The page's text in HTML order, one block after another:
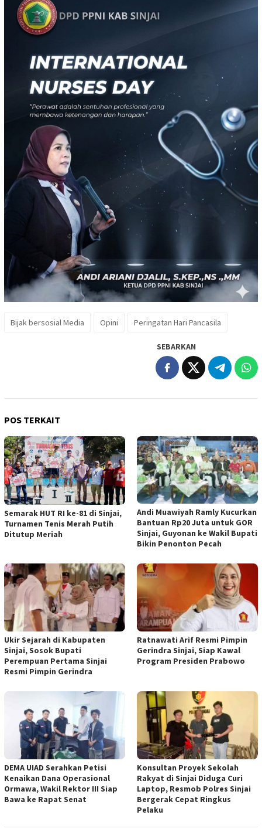
Bijak bersosial Media Opini Peringatan Hari Pancasila
SEBARKAN
POS TERKAIT
Semarak HUT RI ke-81 di Sinjai,
Turnamen Tenis Merah Putih
Ditutup Meriah
Andi Muawiyah Ramly Kucurkan
Bantuan Rp20 Juta untuk GOR
Sinjai, Guyonan ke Wakil Bupati
Bikin Penonton Pecah
Ukir Sejarah di Kabupaten
Sinjai, Sosok Bupati
Perempuan Pertama Sinjai
Resmi Pimpin Gerindra
Ratnawati Arif Resmi Pimpin
Gerindra Sinjai, Siap Kawal
Program Presiden Prabowo
DEMA UIAD Serahkan Petisi
Kenaikan Dana Operasional
Ormawa, Wakil Rektor III Siap
Bawa ke Rapat Senat
Konsultan Proyek Sekolah
Rakyat di Sinjai Diduga Curi
Laptop, Resmob Polres Sinjai
Bergerak Cepat Ringkus
Pelaku